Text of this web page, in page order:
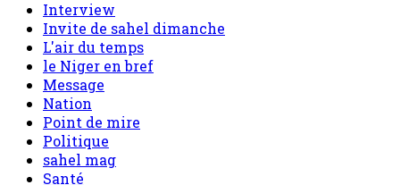
Interview
Invite de sahel dimanche
L'air du temps
le Niger en bref
Message
Nation
Point de mire
Politique
sahel mag
Santé